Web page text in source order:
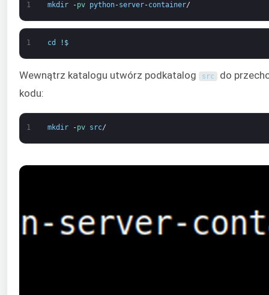
1 mkdir -pv python-server-container/
1 cd ! $
Wewnątrz katalogu utwórz podkatalog src do
kodu:
1 mkdir -pv src/